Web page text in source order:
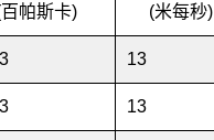
帕斯卡)
(米每秒)
13
13